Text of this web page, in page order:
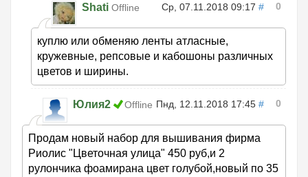
Shati Offline Ср, 07.11.2018 09:17 # 0
куплю или обменяю ленты атласные,
кружевные, репсовые и кабошоны различных
цветов и ширины.
Юлия2 Offline Пнд, 12.11.2018 17:45 # 0
Продам новый набор для вышивания фирма
Риолис "Цветочная улица" 450 руб,и 2
рулончика фоамирана цвет голубой,новый по 35